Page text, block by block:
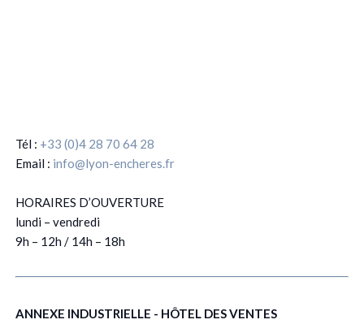
Tél : +33 (0)4 28 70 64 28
Email : info@lyon-encheres.fr
HORAIRES D’OUVERTURE
lundi – vendredi
9h – 12h / 14h – 18h
ANNEXE INDUSTRIELLE - HÔTEL DES VENTES